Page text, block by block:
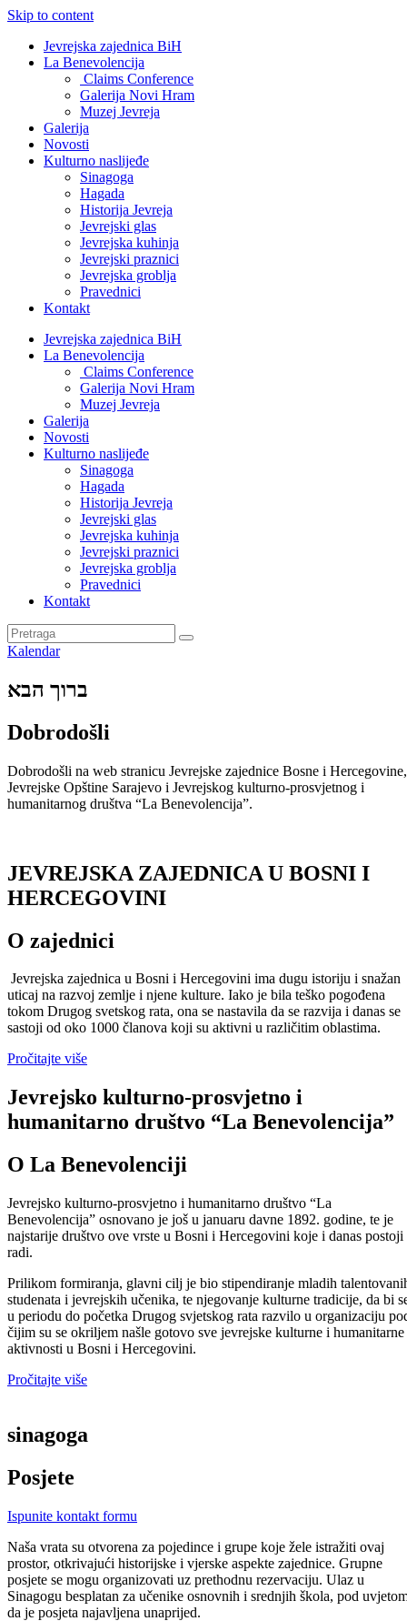
Skip to content
Jevrejska zajednica BiH
La Benevolencija
Claims Conference
Galerija Novi Hram
Muzej Jevreja
Galerija
Novosti
Kulturno naslijeđe
Sinagoga
Hagada
Historija Jevreja
Jevrejski glas
Jevrejska kuhinja
Jevrejski praznici
Jevrejska groblja
Pravednici
Kontakt
Jevrejska zajednica BiH
La Benevolencija
Claims Conference
Galerija Novi Hram
Muzej Jevreja
Galerija
Novosti
Kulturno naslijeđe
Sinagoga
Hagada
Historija Jevreja
Jevrejski glas
Jevrejska kuhinja
Jevrejski praznici
Jevrejska groblja
Pravednici
Kontakt
Kalendar
ברוך הבא
Dobrodošli
Dobrodošli na web stranicu Jevrejske zajednice Bosne i Hercegovine,
Jevrejske Opštine Sarajevo i Jevrejskog kulturno-prosvjetnog i
humanitarnog društva “La Benevolencija”.
JEVREJSKA ZAJEDNICA U BOSNI I
HERCEGOVINI
O zajednici
Jevrejska zajednica u Bosni i Hercegovini ima dugu istoriju i snažan
uticaj na razvoj zemlje i njene kulture. Iako je bila teško pogođena
tokom Drugog svetskog rata, ona se nastavila da se razvija i danas se
sastoji od oko 1000 članova koji su aktivni u različitim oblastima.
Pročitajte više
Jevrejsko kulturno-prosvjetno i
humanitarno društvo “La Benevolencija”
O La Benevolenciji
Jevrejsko kulturno-prosvjetno i humanitarno društvo “La
Benevolencija” osnovano je još u januaru davne 1892. godine, te je
najstarije društvo ove vrste u Bosni i Hercegovini koje i danas postoji
radi.
Prilikom formiranja, glavni cilj je bio stipendiranje mladih
studenata i jevrejskih učenika, te njegovanje kulturne tradicije, da bi
u periodu do početka Drugog svjetskog rata razvilo u organizaciju
čijim su se okriljem našle gotovo sve jevrejske kulturne i humanitarne
aktivnosti u Bosni i Hercegovini.
Pročitajte više
sinagoga
Posjete
Ispunite kontakt formu
Naša vrata su otvorena za pojedince i grupe koje žele istražiti ovaj
prostor, otkrivajući historijske i vjerske aspekte zajednice. Grupne
posjete se mogu organizovati uz prethodnu rezervaciju. Ulaz u
Sinagogu besplatan za učenike osnovnih i srednjih škola, pod
da je posjeta najavljena unaprijed.